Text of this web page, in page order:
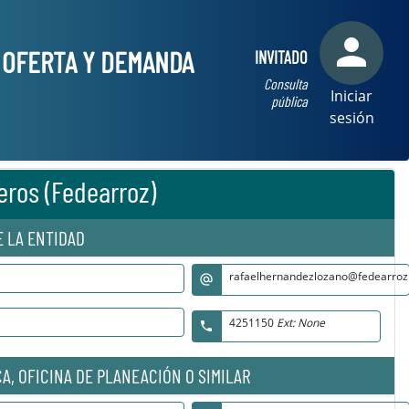
Y DEMANDA
INVITADO
Consulta
pública
person
Iniciar
sesión
(Fedearroz)
LA ENTIDAD
alternate_email
phone 4251150Ext: None
OFICINA DE PLANEACIÓN O SIMILAR